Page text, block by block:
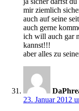
mir ziemlich
auch auf seine
auch gerne
ich will auch gar
kannst!!!
aber alles zu
23. Januar 2012